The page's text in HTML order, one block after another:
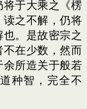
于大乘之《楞
之不解，仍将
。是故密宗之
在少数，然而
所造关于般若
种智，完全不